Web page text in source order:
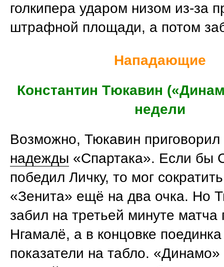
голкипера ударом низом из-за
штрафной площади, а потом
Нападающие
Константин Тюкавин
недели
Возможно, Тюкавин приговорил
надежды «Спартака». Если бы
победил Личку, то мог
«Зенита» ещё на два очка. Но
забил на третьей минуте матча
Нгамалё, а в концовке
показатели на табло.